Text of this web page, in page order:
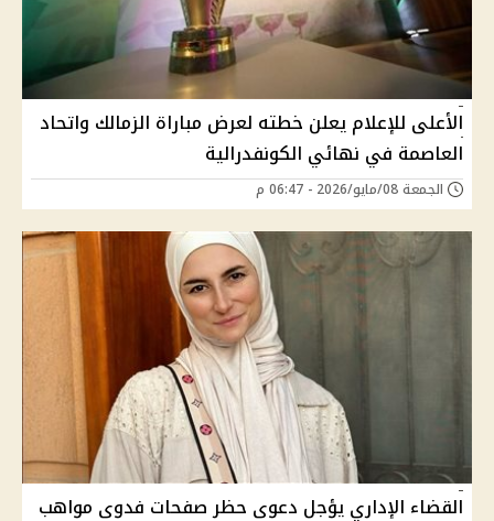
الأعلى للإعلام يعلن خطته لعرض مباراة الزمالك واتحاد
العاصمة في نهائي الكونفدرالية
الجمعة 08/مايو/2026 - 06:47 م
القضاء الإداري يؤجل دعوى حظر صفحات فدوى مواهب